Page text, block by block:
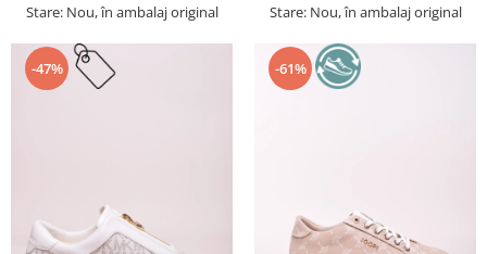
Stare: Nou, în ambalaj original Stare: Nou, în ambalaj original
-47% -61%